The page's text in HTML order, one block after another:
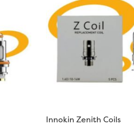
Innokin Zenith Coils